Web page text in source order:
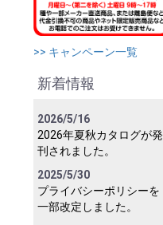
>> キャンペーン一覧
新着情報
2026/5/16
2026年夏秋カタログが発
刊されました。
2025/5/30
プライバシーポリシーを
一部改定しました。